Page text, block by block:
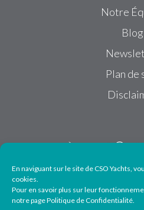
En naviguant sur le site de CSO Yachts,
cookies.
Pour en savoir plus sur leur
notre page Politique de Confidentialité.
Notre
Blog
Plan de
Suivez-